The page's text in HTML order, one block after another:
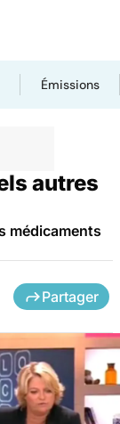
Émissions
autres
médicaments
Partager